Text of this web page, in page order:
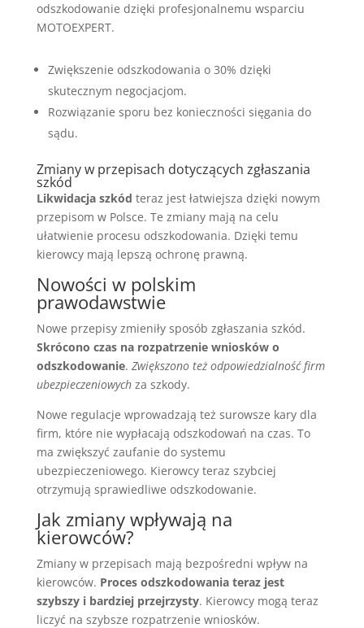
odszkodowanie dzięki profesjonalnemu wsparciu
MOTOEXPERT.
Zwiększenie odszkodowania o 30% dzięki
skutecznym negocjacjom.
Rozwiązanie sporu bez konieczności sięgania do
sądu.
Zmiany w przepisach dotyczących zgłaszania
szkód
Likwidacja szkód teraz jest łatwiejsza dzięki nowym
przepisom w Polsce. Te zmiany mają na celu
ułatwienie procesu odszkodowania. Dzięki temu
kierowcy mają lepszą ochronę prawną.
Nowości w polskim
prawodawstwie
Nowe przepisy zmieniły sposób zgłaszania szkód.
Skrócono czas na rozpatrzenie wniosków o
odszkodowanie. Zwiększono też odpowiedzialność firm
ubezpieczeniowychza szkody.
Nowe regulacje wprowadzają też surowsze kary dla
firm, które nie wypłacają odszkodowań na czas. To
ma zwiększyć zaufanie do systemu
ubezpieczeniowego. Kierowcy teraz szybciej
otrzymują sprawiedliwe odszkodowanie.
Jak zmiany wpływają na
kierowców?
Zmiany w przepisach mają bezpośredni wpływ na
kierowców. Proces odszkodowania teraz jest
szybszy i bardziej przejrzysty. Kierowcy mogą teraz
liczyć na szybsze rozpatrzenie wniosków.